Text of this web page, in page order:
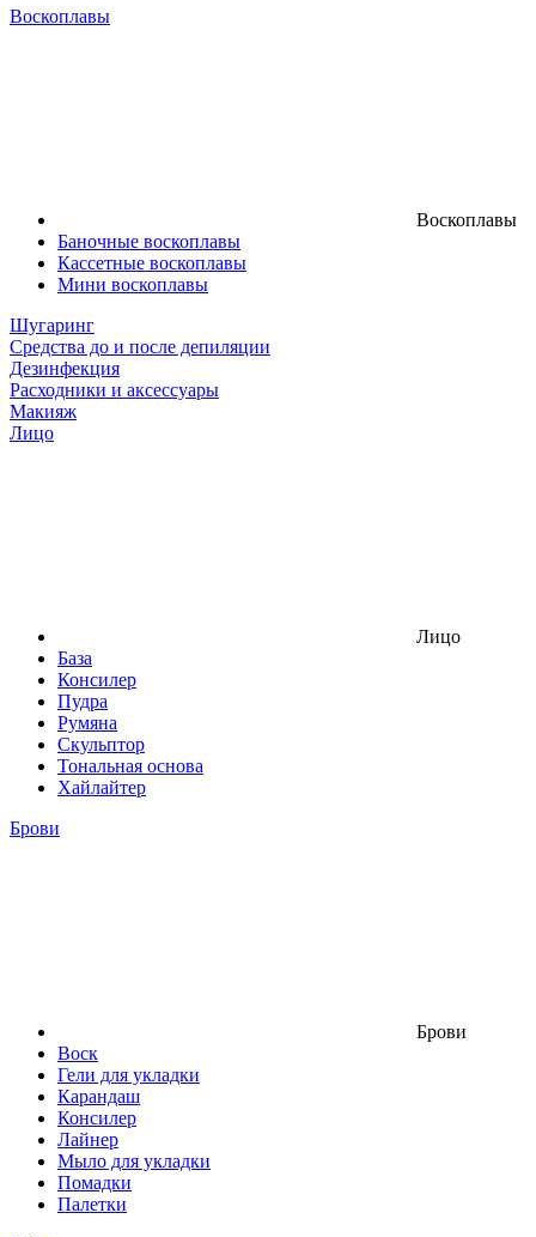
Воскоплавы
Воскоплавы
Баночные воскоплавы
Кассетные воскоплавы
Мини воскоплавы
Шугаринг
Средства до и после депиляции
Дезинфекция
Расходники и аксессуары
Макияж
Лицо
Лицо
База
Консилер
Пудра
Румяна
Скульптор
Тональная основа
Хайлайтер
Брови
Брови
Воск
Гели для укладки
Карандаш
Консилер
Лайнер
Мыло для укладки
Помадки
Палетки